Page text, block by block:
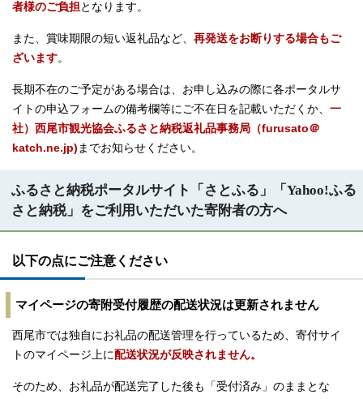
者様のご負担となります。
また、賞味期限の短い返礼品など、 再発送をお断りする場合もご
ざいます。
長期不在のご予定がある場合は、お申し込みの際に各ポータルサ
イトの申込フォームの備考欄等にご不在日を記載いただくか、 一
社）西尾市観光協会ふるさと納税返礼品事務局（furusato＠
katch.ne.jp) までお知らせください。
ふるさと納税ポータルサイト「さとふる」「Yahoo!ふる
さと納税」をご利用いただいた寄附者の方へ
以下の点にご注意ください
マイページの寄附受付履歴の配送状況は更新されません
西尾市では独自にお礼品の配送管理を行っているため、寄付サイ
トのマイページ上に配送状況が反映されません。
そのため、お礼品が配送完了した後も「受付済み」のままとな